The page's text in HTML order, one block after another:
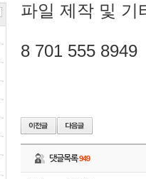
파일 제작 및 기
8 701 555 8949
댓글목록949